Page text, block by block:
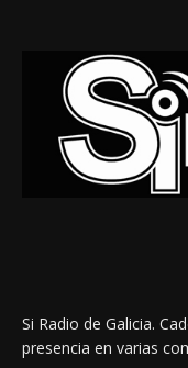
Si Radio de Galicia.
presencia en varias